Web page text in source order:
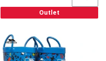
Outlet